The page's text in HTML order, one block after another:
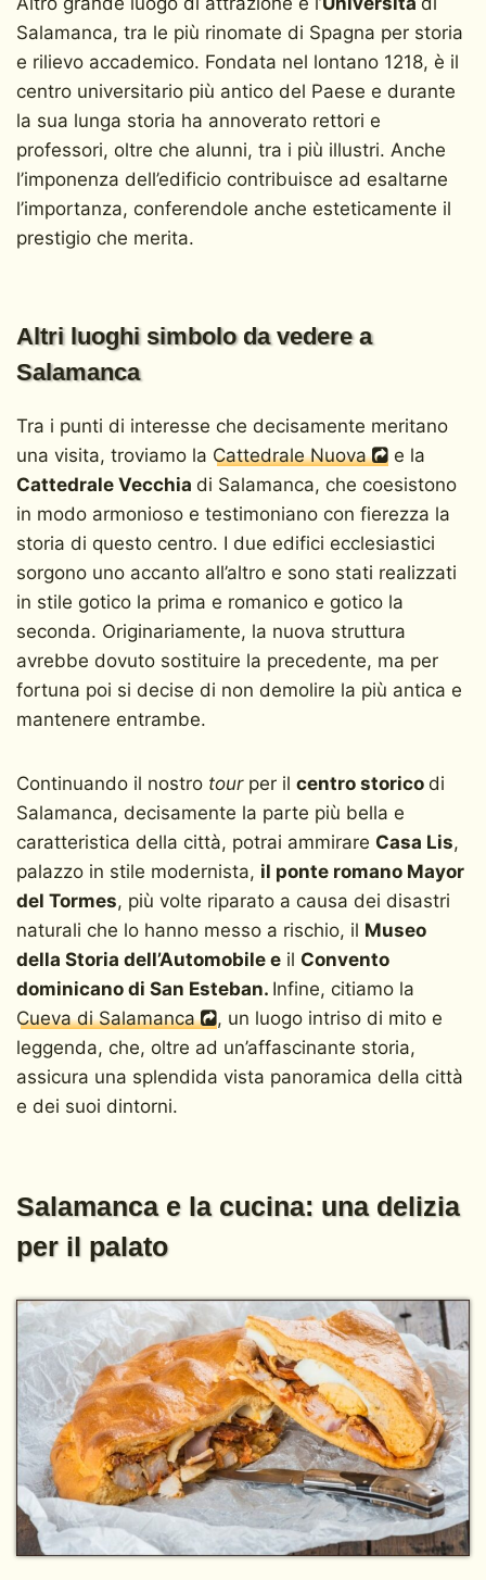
Salamanca, tra le più rinomate di Spagna per storia
e rilievo accademico. Fondata nel lontano 1218, è il
centro universitario più antico del Paese e durante
la sua lunga storia ha annoverato rettori e
professori, oltre che alunni, tra i più illustri. Anche
l’imponenza dell’edificio contribuisce ad esaltarne
l’importanza, conferendole anche esteticamente il
prestigio che merita.
Altri luoghi simbolo da vedere a
Salamanca
Tra i punti di interesse che decisamente meritano
una visita, troviamo la Cattedrale Nuova
e la
Cattedrale Vecchia di Salamanca, che coesistono
in modo armonioso e testimoniano con fierezza la
storia di questo centro. I due edifici ecclesiastici
sorgono uno accanto all’altro e sono stati realizzati
in stile gotico la prima e romanico e gotico la
seconda. Originariamente, la nuova struttura
avrebbe dovuto sostituire la precedente, ma per
fortuna poi si decise di non demolire la più antica e
mantenere entrambe.
Continuando il nostro tourper il centro storico di
Salamanca, decisamente la parte più bella e
caratteristica della città, potrai ammirare Casa Lis,
palazzo in stile modernista, il ponte romano Mayor
del Tormes, più volte riparato a causa dei disastri
naturali che lo hanno messo a rischio, il Museo
della Storia dell’Automobile eil Convento
dominicano di San Esteban. Infine, citiamo la
Cueva di Salamanca
, un luogo intriso di mito e
leggenda, che, oltre ad un’affascinante storia,
assicura una splendida vista panoramica della città
e dei suoi dintorni.
Salamanca e la cucina: una delizia
per il palato